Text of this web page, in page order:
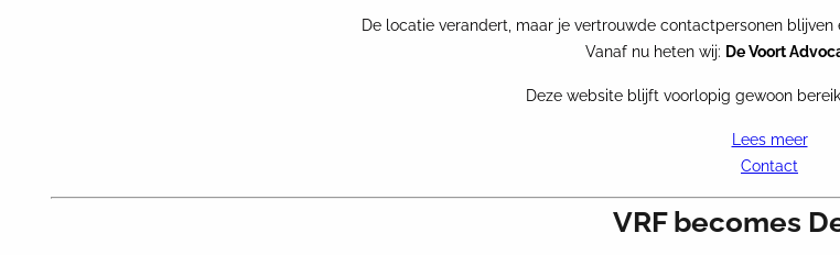
De locatie verandert, maar je vertrouwde contactpersonen
Vanaf nu heten wij: De Voort
Deze website blijft voorlopig gewoon
Lees meer
Contact
VRF becomes